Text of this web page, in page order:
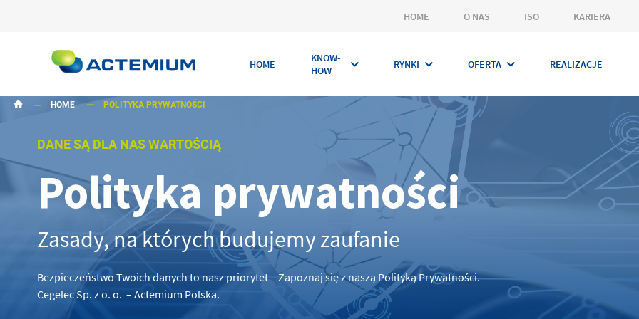
HOME O NAS ISO KARIERA
HOME
KNOW-
HOW
RYNKI OFERTA REALIZACJE
Szukaj:
HOME POLITYKA PRYWATNOŚCI
DANE SĄ DLA NAS WARTOŚCIĄ
Polityka prywatności
Zasady, na których budujemy zaufanie
Bezpieczeństwo Twoich danych to nasz priorytet – Zapoznaj się z naszą Polityką Prywatności.
Cegelec Sp. z o. o. – Actemium Polska.